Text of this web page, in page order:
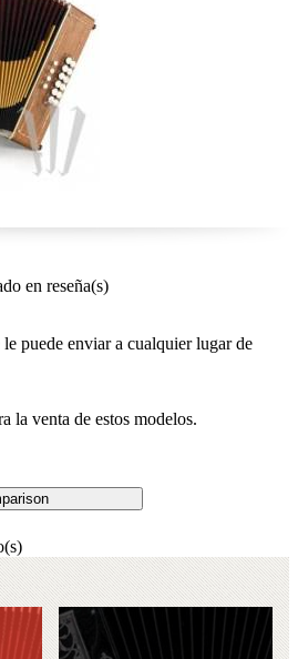
en reseña(s)
puede enviar a cualquier lugar de
la venta de estos modelos.